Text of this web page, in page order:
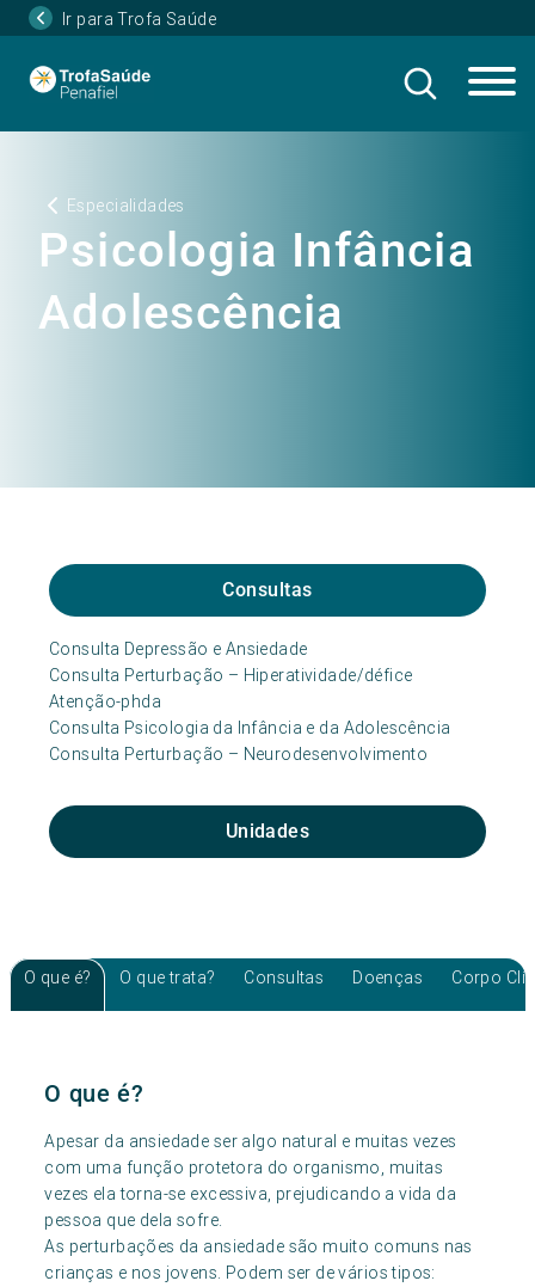
Ir para Trofa Saúde
Especialidades
Psicologia Infância
Adolescência
Consultas
Consulta Depressão e Ansiedade
Consulta Perturbação – Hiperatividade/défice
Atenção-phda
Consulta Psicologia da Infância e da Adolescência
Consulta Perturbação – Neurodesenvolvimento
Unidades
O que é? O que trata? Consultas Doenças Corpo
O que é?
Apesar da ansiedade ser algo natural e muitas vezes
com uma função protetora do organismo, muitas
vezes ela torna-se excessiva, prejudicando a vida da
pessoa que dela sofre.
As perturbações da ansiedade são muito comuns nas
crianças e nos jovens. Podem ser de vários tipos: